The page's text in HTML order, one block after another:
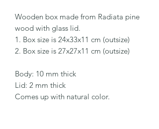
Wooden box made from Radiata pine
wood with glass lid.
1. Box size is 24x33x11 cm (outsize)
2. Box size is 27x27x11 cm (outsize)
Body: 10 mm thick
Lid: 2 mm thick
Comes up with natural color.